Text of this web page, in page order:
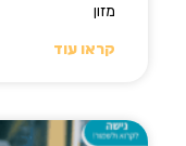
מזון
קראו עוד